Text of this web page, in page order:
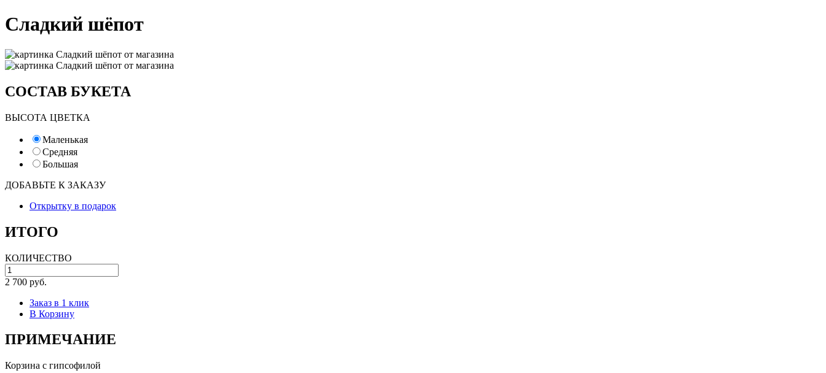
Сладкий шёпот
СОСТАВ БУКЕТА
ВЫСОТА ЦВЕТКА
Маленькая
Средняя
Большая
ДОБАВЬТЕ К ЗАКАЗУ
Открытку в подарок
ИТОГО
КОЛИЧЕСТВО
2 700 руб.
Заказ в 1 клик
В Корзину
ПРИМЕЧАНИЕ
Корзина с гипсофилой